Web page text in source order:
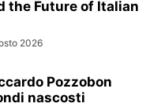
the Future of Italian
2026
Pozzobon
nascosti